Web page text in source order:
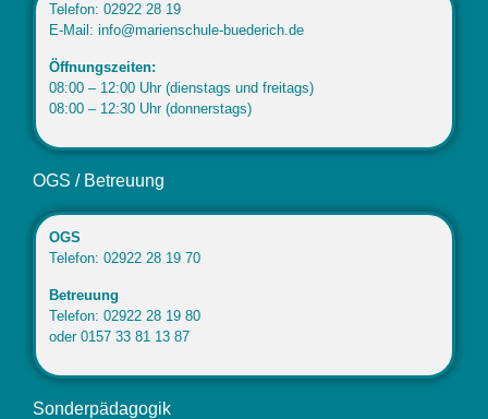
Telefon: 02922 28 19
E-Mail: info@marienschule-buederich.de
Öffnungszeiten:
08:00 – 12:00 Uhr (dienstags und freitags)
08:00 – 12:30 Uhr (donnerstags)
OGS / Betreuung
OGS
Telefon: 02922 28 19 70
Betreuung
Telefon: 02922 28 19 80
oder 0157 33 81 13 87
Sonderpädagogik